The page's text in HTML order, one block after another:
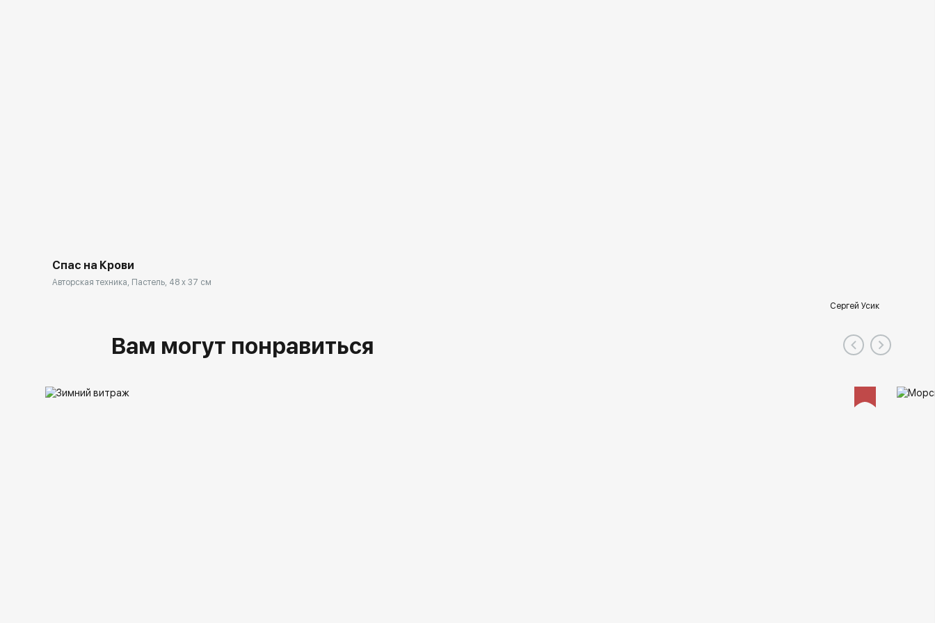
Спас на Крови
Авторская техника, Пастель, 48 x 37 см
Сергей Усик
Вам могут понравиться